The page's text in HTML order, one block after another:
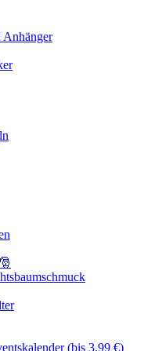
Anhänger
(bis 3,99 €)